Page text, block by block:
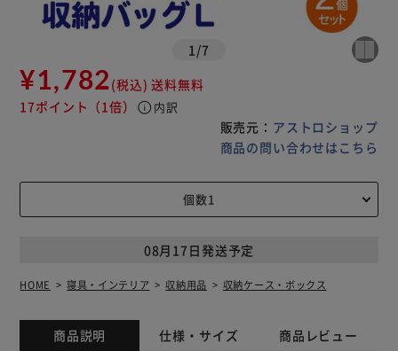
1 /7
¥1,782 (税込) 送料無料
17ポイント （1倍） info 内訳
販売元： アストロショップ
商品の問い合わせはこちら
08月17日発送予定
HOME 寝具・インテリア 収納用品 収納ケース・ボックス
商品説明 仕様・サイズ 商品レビュー